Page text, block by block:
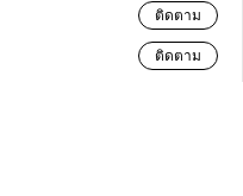
ติดตาม
ติดตาม